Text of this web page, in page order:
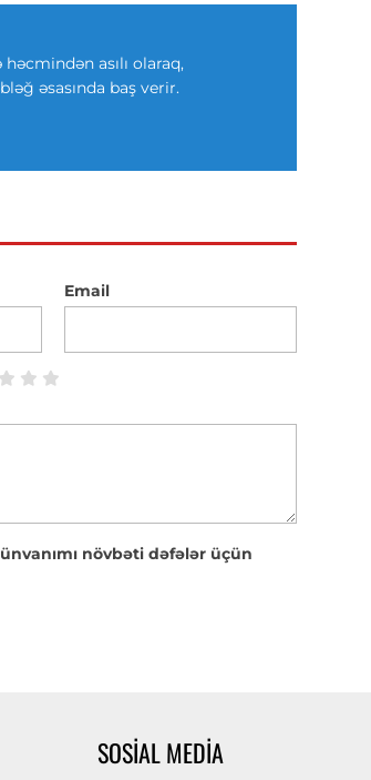
asılı olaraq,
əsasında baş verir.
Email
növbəti dəfələr üçün
SOSIAL MEDIA